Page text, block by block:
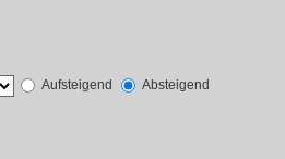
Aufsteigend
Absteigend